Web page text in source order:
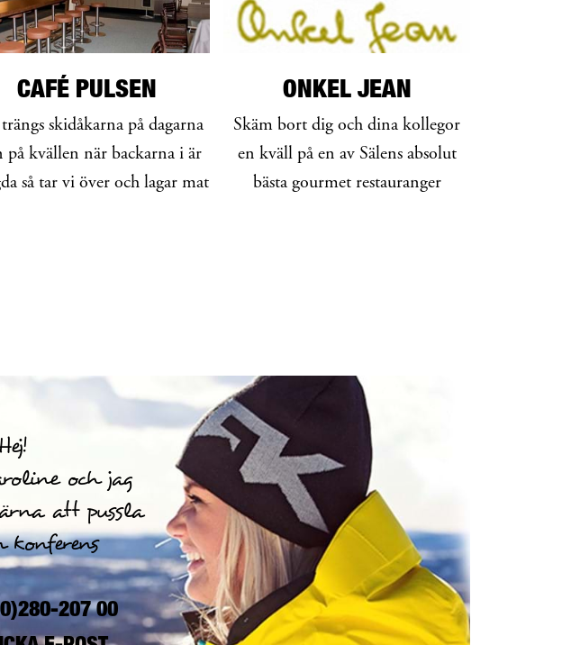
CAFÉ PULSEN
skidåkarna på dagarna
på kvällen när backarna i är
så tar vi över och lagar mat
ONKEL JEAN
Skäm bort dig och dina kollegor
en kväll på en av Sälens absolut
bästa gourmet restauranger
och jag
att pussla
207 00